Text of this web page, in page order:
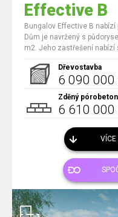
Effective B
Bungalov Effective B nabízí
Dům je navržený s
m2. Jeho zastřešení nabízí
Dřevostavba
6 090 000
Zděný pórobeton
6 610 000
VÍCE